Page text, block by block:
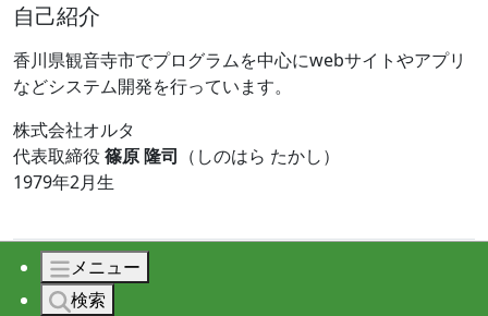
自己紹介
香川県観音寺市でプログラムを中心にwebサイトやアプリ
などシステム開発を行っています。
株式会社オルタ
代表取締役 篠原 隆司 （しのはら たかし）
1979年2月生
© 2026 株式会社オルタ All rights reserved.
メニュー
検索